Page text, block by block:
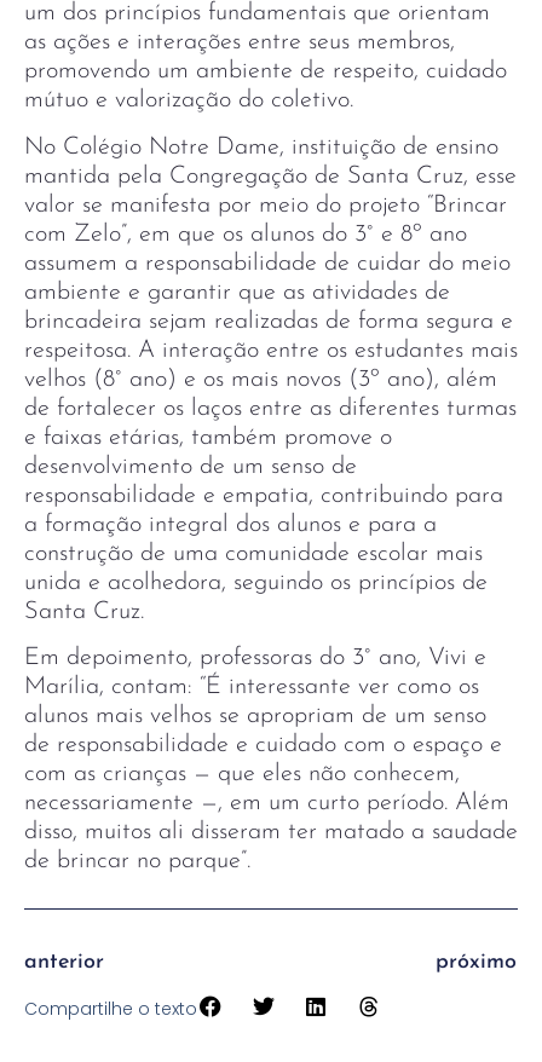
um dos princípios fundamentais que orientam
as ações e interações entre seus membros,
promovendo um ambiente de respeito, cuidado
mútuo e valorização do coletivo.
No Colégio Notre Dame, instituição de ensino
mantida pela Congregação de Santa Cruz, esse
valor se manifesta por meio do projeto “Brincar
com Zelo”, em que os alunos do 3° e 8º ano
assumem a responsabilidade de cuidar do meio
ambiente e garantir que as atividades de
brincadeira sejam realizadas de forma segura e
respeitosa. A interação entre os estudantes mais
velhos (8° ano) e os mais novos (3º ano), além
de fortalecer os laços entre as diferentes turmas
e faixas etárias, também promove o
desenvolvimento de um senso de
responsabilidade e empatia, contribuindo para
a formação integral dos alunos e para a
construção de uma comunidade escolar mais
unida e acolhedora, seguindo os princípios de
Santa Cruz.
Em depoimento, professoras do 3° ano, Vivi e
Marília, contam: “É interessante ver como os
alunos mais velhos se apropriam de um senso
de responsabilidade e cuidado com o espaço e
com as crianças — que eles não conhecem,
necessariamente —, em um curto período. Além
disso, muitos ali disseram ter matado a saudade
de brincar no parque”.
anterior próximo
Compartilhe o texto